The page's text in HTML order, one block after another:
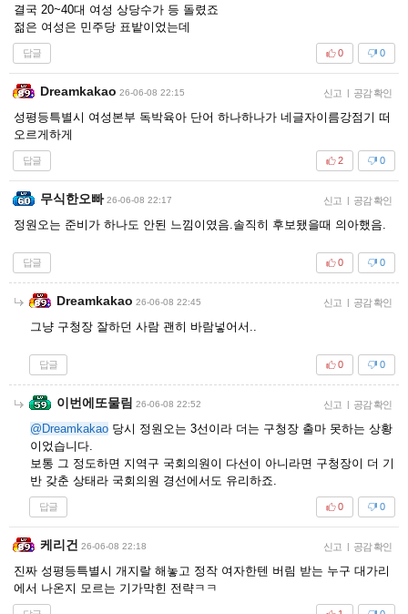
결국 20~40대 여성 상당수가 등 돌렸죠
젊은 여성은 민주당 표밭이었는데
답글 0
0
Dreamkakao 26-06-08 22:15 신고 | 공감 확인
성평등특별시 여성본부 독박육아 단어 하나하나가 네글자이름강점기 떠
오르게하게
답글 0
2
무식한오빠 26-06-08 22:17 신고 | 공감 확인
정원오는 준비가 하나도 안된 느낌이였음.솔직히 후보됐을때 의아했음.
답글 0
0
Dreamkakao 26-06-08 22:45 신고 | 공감 확인
그냥 구청장 잘하던 사람 괜히 바람넣어서..
답글 0
0
이번에또물림 26-06-08 22:52 신고 | 공감 확인
@Dreamkakao 당시 정원오는 3선이라 더는 구청장 출마 못하는 상황
이었습니다.
보통 그 정도하면 지역구 국회의원이 다선이 아니라면 구청장이 더 기
반 갖춘 상태라 국회의원 경선에서도 유리하죠.
답글 0
0
케리건 26-06-08 22:18 신고 | 공감 확인
진짜 성평등특별시 개지랄 해놓고 정작 여자한텐 버림 받는 누구 대가리
에서 나온지 모르는 기가막힌 전략ㅋㅋ